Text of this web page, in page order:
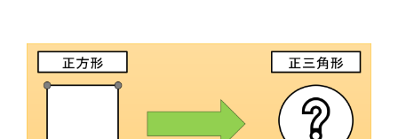
View
Larger